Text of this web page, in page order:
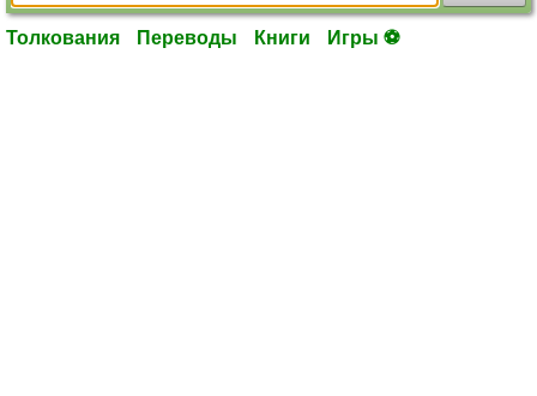
Толкования Переводы Книги Игры ⚽